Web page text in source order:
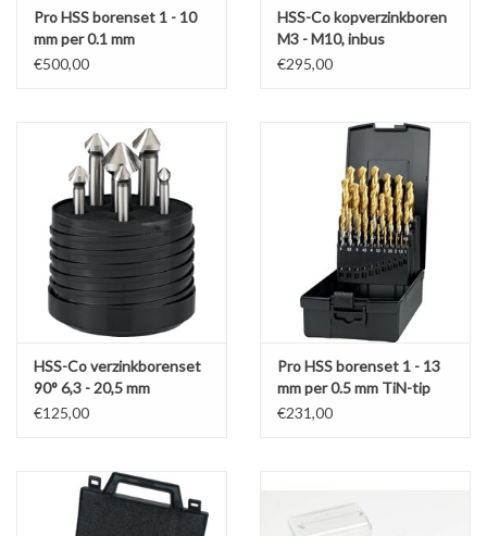
Pro HSS borenset 1 - 10
mm per 0.1 mm
€500,00
HSS-Co kopverzinkboren
M3 - M10, inbus
€295,00
HSS-Co verzinkborenset
90° 6,3 - 20,5 mm
€125,00
Pro HSS borenset 1 - 13
mm per 0.5 mm TiN-tip
€231,00